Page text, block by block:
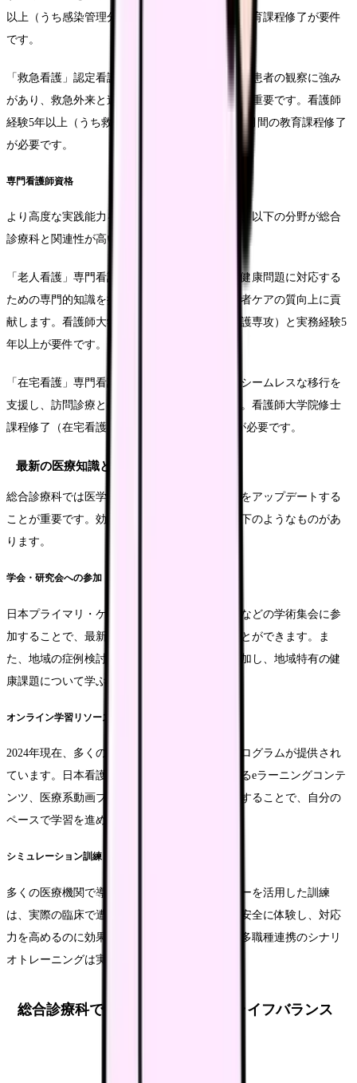
以上（うち感染管理分野3年以上）と6カ月間の教育課程修了が要件
です。
「救急看護」認定看護師は、急変時の対応や重症患者の観察に強み
があり、救急外来と連携する総合診療科では特に重要です。看護師
経験5年以上（うち救急看護分野3年以上）と6カ月間の教育課程修了
が必要です。
専門看護師資格
より高度な実践能力を持つ専門看護師としては、以下の分野が総合
診療科と関連性が高いです。
「老人看護」専門看護師は、高齢患者の複雑な健康問題に対応する
ための専門的知識を持ち、総合診療科での高齢者ケアの質向上に貢
献します。看護師大学院修士課程修了（老人看護専攻）と実務経験5
年以上が要件です。
「在宅看護」専門看護師は、病院から在宅へのシームレスな移行を
支援し、訪問診療との連携に強みを発揮します。看護師大学院修士
課程修了（在宅看護専攻）と実務経験5年以上が必要です。
最新の医療知識と技術の習得方法
総合診療科では医学の進歩に合わせて常に知識をアップデートする
ことが重要です。効果的な学習方法としては以下のようなものがあ
ります。
学会・研究会への参加
日本プライマリ・ケア連合学会や日本内科学会などの学術集会に参
加することで、最新の知見や実践例に触れることができます。ま
た、地域の症例検討会や研究会にも積極的に参加し、地域特有の健
康課題について学ぶことも大切です。
オンライン学習リソースの活用
2024年現在、多くの質の高いオンライン学習プログラムが提供され
ています。日本看護協会や各専門学会が提供するeラーニングコンテ
ンツ、医療系動画プラットフォームなどを活用することで、自分の
ペースで学習を進めることができます。
シミュレーション訓練
多くの医療機関で導入されているシミュレーターを活用した訓練
は、実際の臨床で遭遇する可能性のある状況を安全に体験し、対応
力を高めるのに効果的です。特に、急変対応や多職種連携のシナリ
オトレーニングは実践力向上に役立ちます。
総合診療科での勤務形態とワークライフバランス